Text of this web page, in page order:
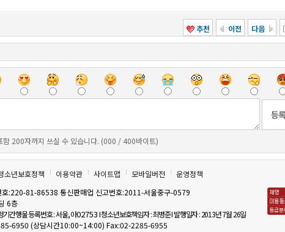
추천 이전 다음
함 200자까지 쓰실 수 있습니다. (000 / 400바이트)
소년보호정책 이용약관 사이트맵 모바일버전
운영정책
호:220-81-86538 통신판매업 신고번호:2011-서울중구-0579
6층
기간행물 등록번호 : 서울, 아02753I 청소년보호책임자 : 최병준 I 발행일자 : 2013년 7월 26일
6950 (상담시간10:00~14:00) Fax:02-2285-6955